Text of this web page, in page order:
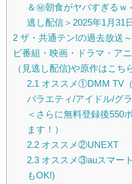
＆㊙朝食がヤバすぎるｗ
逃し配信＞2025年1月31
2 ザ・共通テン!の過去放送
ビ番組・映画・ドラマ・ア
（見逃し配信)や原作はこち
2.1 オススメ①DMM TV
バラエティ/アイドル/グ
＜さらに無料登録後550
ます！）
2.2オススメ②UNEXT
2.3オススメ③auスマー
もOK!)